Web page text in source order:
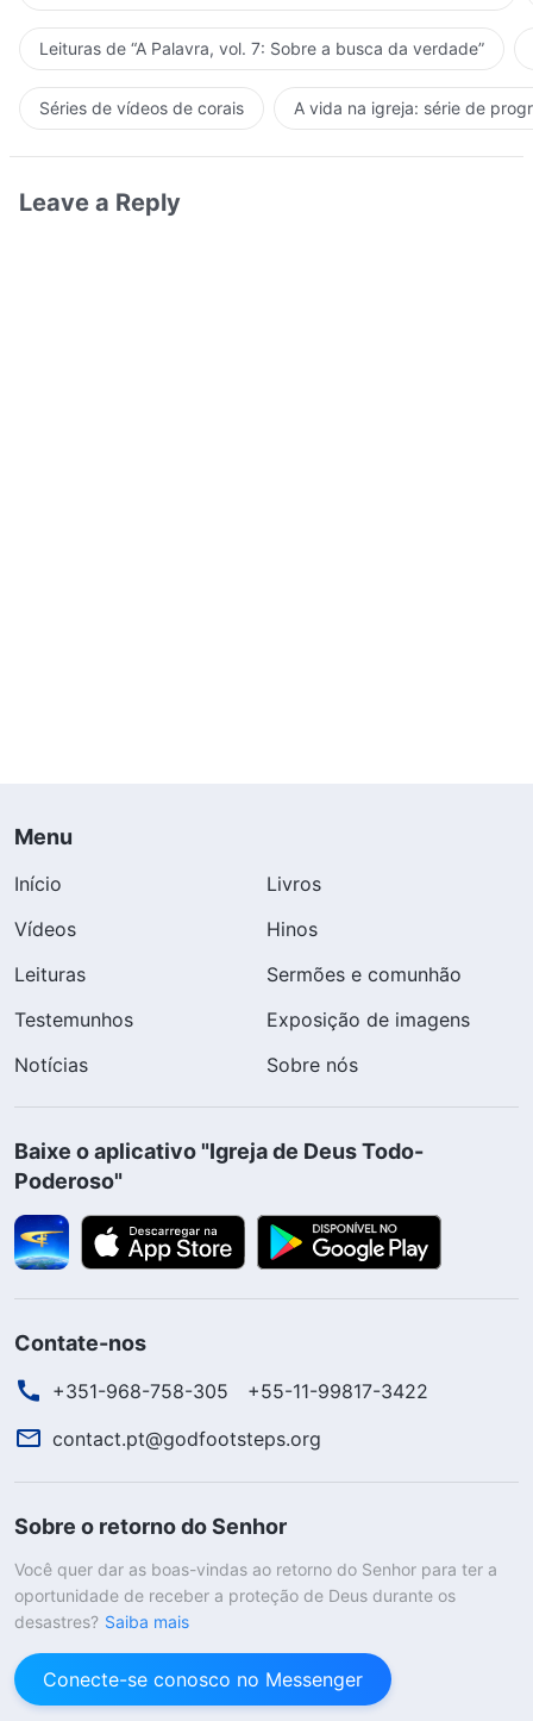
de sobreviver?
Leituras de “A Palavra, vol. 7: Sobre a busca da verdade”
Séries de vídeos de corais A vida na igreja: série de
Leave a Reply
Menu
Início
Livros
Vídeos
Hinos
Leituras
Sermões e comunhão
Testemunhos
Exposição de imagens
Notícias
Sobre nós
Baixe o aplicativo "Igreja de Deus Todo-
Poderoso"
Contate-nos
+351-968-758-305
+55-11-99817-3422
contact.pt@godfootsteps.org
Sobre o retorno do Senhor
Você quer dar as boas-vindas ao retorno do Senhor para ter a
oportunidade de receber a proteção de Deus durante os
desastres? Saiba mais
Conecte-se conosco no Messenger